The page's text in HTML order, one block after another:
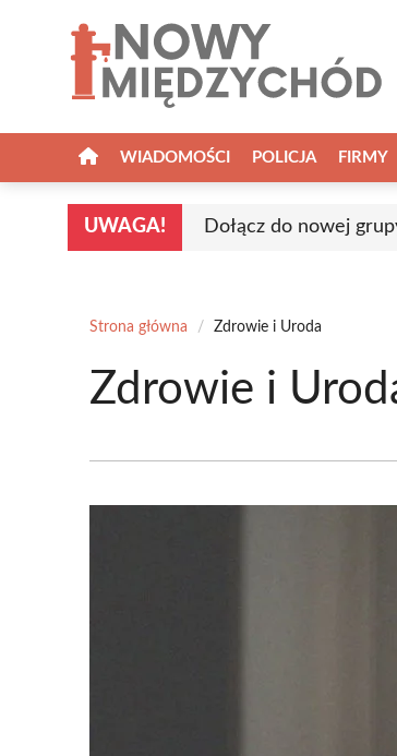
WIADOMOŚCI POLICJA FIRMY
UWAGA! Dołącz do nowej
Strona główna / Zdrowie i Uroda
Zdrowie i